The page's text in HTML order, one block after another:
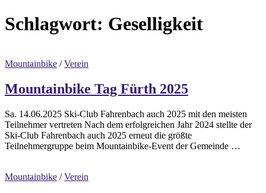
Schlagwort: Geselligkeit
Mountainbike /Verein
Mountainbike Tag Fürth 2025
Sa. 14.06.2025 Ski-Club Fahrenbach auch 2025 mit den meisten
Teilnehmer vertreten Nach dem erfolgreichen Jahr 2024 stellte der
Ski-Club Fahrenbach auch 2025 erneut die größte
Teilnehmergruppe beim Mountainbike-Event der Gemeinde …
Mountainbike /Verein